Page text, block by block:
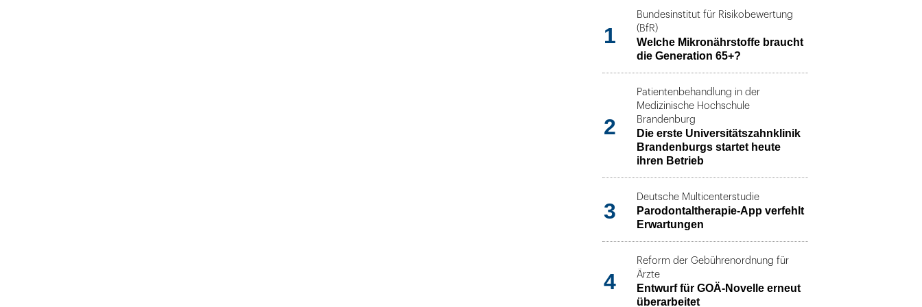
1
Bundesinstitut für Risikobewertung
(BfR)
Welche Mikronährstoffe braucht
die Generation 65+?
2
Patientenbehandlung in der
Medizinische Hochschule
Brandenburg
Die erste Universitätszahnklinik
Brandenburgs startet heute
ihren Betrieb
3
Deutsche Multicenterstudie
Parodontaltherapie-App verfehlt
Erwartungen
4
Reform der Gebührenordnung für
Ärzte
Entwurf für GOÄ-Novelle erneut
überarbeitet